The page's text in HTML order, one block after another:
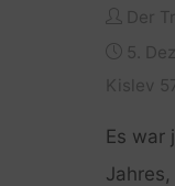
Der
5.
Kislev
Es war